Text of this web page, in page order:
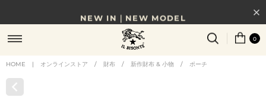
NEW IN｜NEW MODEL
8/17(月)10時まで｜税込11,000円以上で送料無料
贈る相手やシーンから選べる、新しいギフトガイド
0
HOME | オンラインストア / 財布 / 新作財布 & 小物 / ポーチ